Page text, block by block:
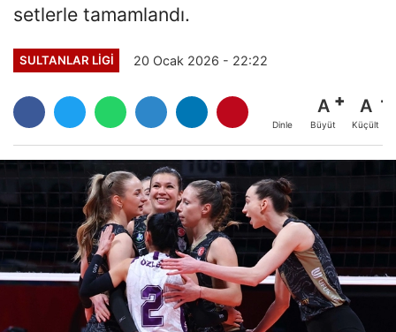
setlerle tamamlandı.
SULTANLAR LIGI 20 Ocak 2026 - 22:22
Dinle
A
Büyüt
A
Küçült